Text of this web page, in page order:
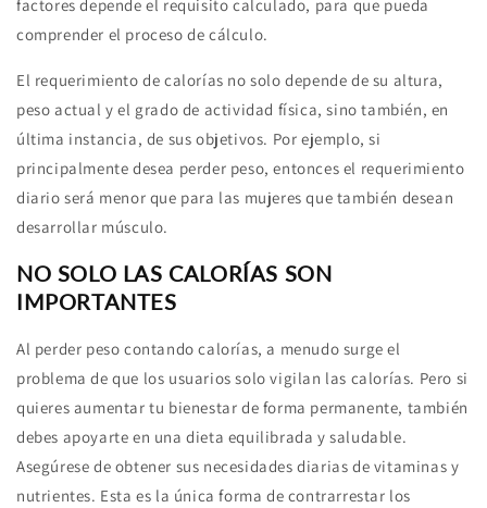
factores depende el requisito calculado, para que pueda
comprender el proceso de cálculo.
El requerimiento de calorías no solo depende de su altura,
peso actual y el grado de actividad física, sino también, en
última instancia, de sus objetivos. Por ejemplo, si
principalmente desea perder peso, entonces el requerimiento
diario será menor que para las mujeres que también desean
desarrollar músculo.
NO SOLO LAS CALORÍAS SON
IMPORTANTES
Al perder peso contando calorías, a menudo surge el
problema de que los usuarios solo vigilan las calorías. Pero si
quieres aumentar tu bienestar de forma permanente, también
debes apoyarte en una dieta equilibrada y saludable.
Asegúrese de obtener sus necesidades diarias de vitaminas y
nutrientes. Esta es la única forma de contrarrestar los